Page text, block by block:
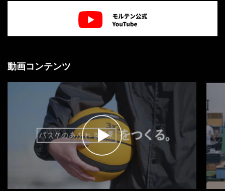
動画コンテンツ